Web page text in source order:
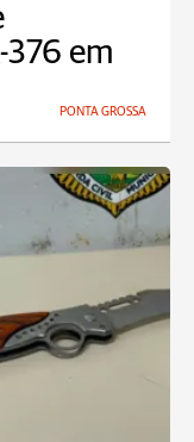
376 em
PONTA GROSSA